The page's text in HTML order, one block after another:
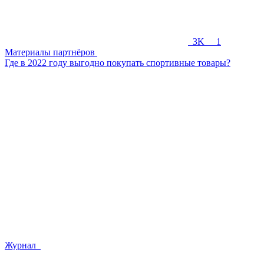
3K
1
Материалы партнёров
Где в 2022 году выгодно покупать спортивные товары?
Журнал